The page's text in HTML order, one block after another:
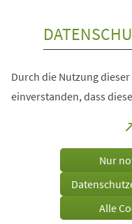
Durch die Nutzung
einverstanden, dass
Nur
Alle